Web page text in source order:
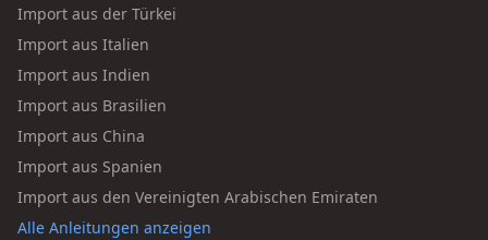
Import aus der Türkei
Import aus Italien
Import aus Indien
Import aus Brasilien
Import aus China
Import aus Spanien
Import aus den Vereinigten Arabischen Emiraten
Alle Anleitungen anzeigen